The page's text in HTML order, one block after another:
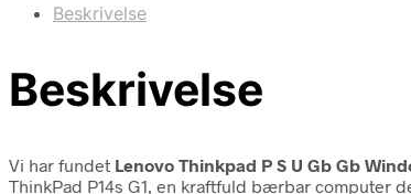
Beskrivelse
Beskrivelse
Vi har fundet Lenovo Thinkpad P S U Gb Gb
ThinkPad P14s G1, en kraftfuld bærbar computer